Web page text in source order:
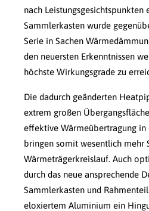
nach Leistungsgesichtspunkten
Sammlerkasten wurde
Serie in Sachen
den neuersten Erkenntnissen
höchste Wirkungsgrade zu
Die dadurch geänderten
extrem großen
effektive Wärmeübertragung in
bringen somit wesentlich mehr
Wärmeträgerkreislauf. Auch
durch das neue ansprechende
Sammlerkasten und
eloxiertem Aluminium ein